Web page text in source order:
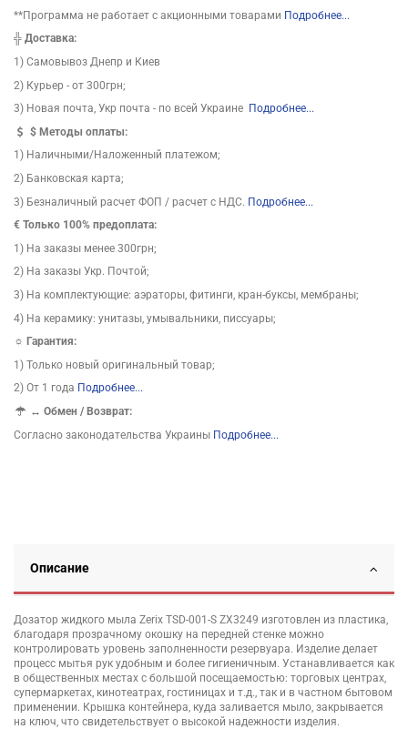
**Программа не работает с акционными товарами Подробнее...
╬ Доставка:
1) Самовывоз Днепр и Киев
2) Курьер - от 300грн;
3) Новая почта, Укр почта - по всей Украине Подробнее...
$Методы оплаты:
1) Наличными/Наложенный платежом;
2) Банковская карта;
3) Безналичный расчет ФОП / расчет с НДС. Подробнее...
€ Только 100% предоплата:
1) На заказы менее 300грн;
2) На заказы Укр. Почтой;
3) На комплектующие: аэраторы, фитинги, кран-буксы, мембраны;
4) На керамику: унитазы, умывальники, писсуары;
☼ Гарантия:
1) Только новый оригинальный товар;
2) От 1 года Подробнее...
↔Обмен / Возврат:
Согласно законодательства Украины Подробнее...
Описание
Дозатор жидкого мыла Zerix TSD-001-S ZX3249 изготовлен из пластика,
благодаря прозрачному окошку на передней стенке можно
контролировать уровень заполненности резервуара. Изделие делает
процесс мытья рук удобным и более гигиеничным. Устанавливается как
в общественных местах с большой посещаемостью: торговых центрах,
супермаркетах, кинотеатрах, гостиницах и т.д., так и в частном бытовом
применении. Крышка контейнера, куда заливается мыло, закрывается
на ключ, что свидетельствует о высокой надежности изделия.